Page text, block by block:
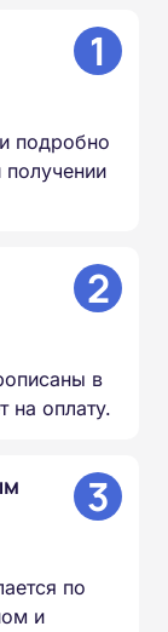
1
подробно
2
в
на оплату.
3
по
и